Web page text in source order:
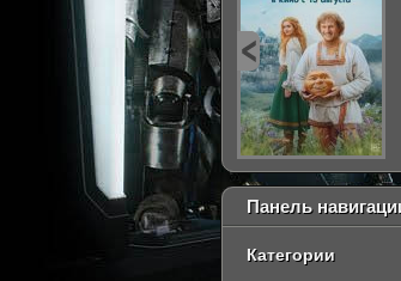
Панель
Категории